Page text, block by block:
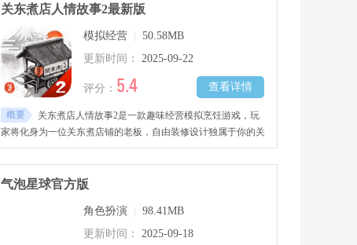
体验感十足，感兴趣的玩家千万不要错过哦！
关东煮店人情故事2最新版
模拟经营
50.58MB
更新时间：
2025-09-22
查看详情
评分： 5.4
概要
关东煮店人情故事2是一款趣味经营模拟烹饪游戏，玩
家将化身为一位关东煮店铺的老板，自由装修设计独属于你的关
东煮店铺，购置各种多样化的烹饪工具，新鲜的食材、原材料与
调味品等帮助自己进行烹饪，根据每一位顾客的需求进行创造，
制作出美味可口的美食佳肴，赚取更多钱财，感兴趣的玩家千万
气泡星球官方版
角色扮演
98.41MB
更新时间：
2025-09-18